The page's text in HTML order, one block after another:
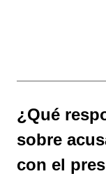
¿Qué
sobre
con el